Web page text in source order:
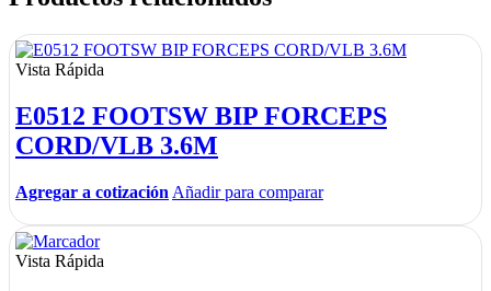
Vista Rápida
E0512 FOOTSW BIP FORCEPS
CORD/VLB 3.6M
Agregar a cotización Añadir para comparar
Vista Rápida